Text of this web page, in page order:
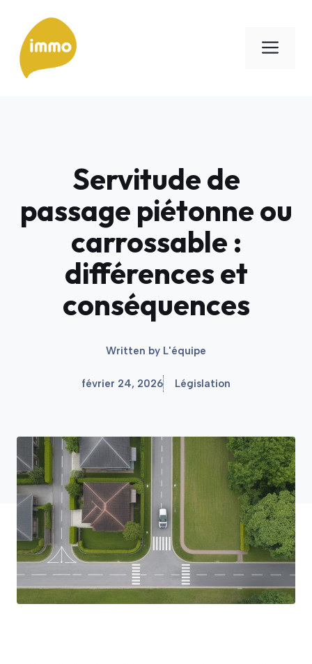
contenu
Servitude de
passage piétonne ou
carrossable :
différences et
conséquences
Written by L'équipe
février 24, 2026 Législation